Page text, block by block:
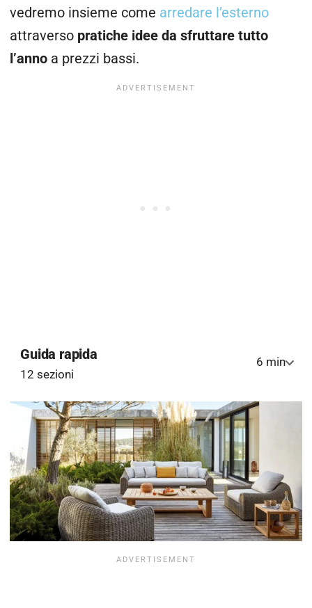
vedremo insieme come arredare l’esterno
attraverso pratiche idee da sfruttare tutto
l’anno a prezzi bassi.
Guida rapida
12 sezioni
6 min